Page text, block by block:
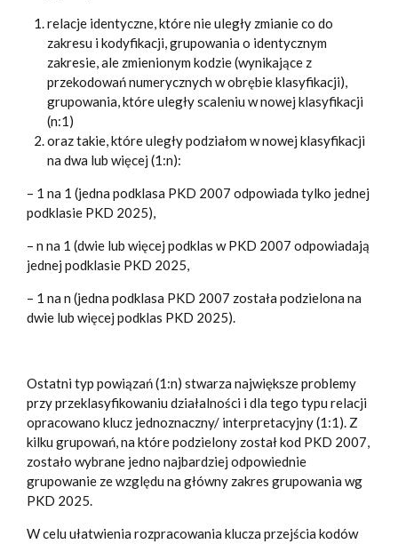
relacje identyczne, które nie uległy zmianie co do
zakresu i kodyfikacji, grupowania o identycznym
zakresie, ale zmienionym kodzie (wynikające z
przekodowań numerycznych w obrębie klasyfikacji),
grupowania, które uległy scaleniu w nowej klasyfikacji
(n:1)
oraz takie, które uległy podziałom w nowej klasyfikacji
na dwa lub więcej (1:n):
– 1 na 1 (jedna podklasa PKD 2007 odpowiada tylko jednej
podklasie PKD 2025),
– n na 1 (dwie lub więcej podklas w PKD 2007 odpowiadają
jednej podklasie PKD 2025,
– 1 na n (jedna podklasa PKD 2007 została podzielona na
dwie lub więcej podklas PKD 2025).
Ostatni typ powiązań (1:n) stwarza największe problemy
przy przeklasyfikowaniu działalności i dla tego typu relacji
opracowano klucz jednoznaczny/ interpretacyjny (1:1). Z
kilku grupowań, na które podzielony został kod PKD 2007,
zostało wybrane jedno najbardziej odpowiednie
grupowanie ze względu na główny zakres grupowania wg
PKD 2025.
W celu ułatwienia rozpracowania klucza przejścia kodów